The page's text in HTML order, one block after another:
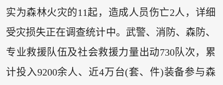
实为森林火灾的11起，造成人员伤亡2人，详细
受灾损失正在调查统计中。武警、消防、森防、
专业救援队伍及社会救援力量出动730队次，累
计投入9200余人、近4万台(套、件)装备参与森